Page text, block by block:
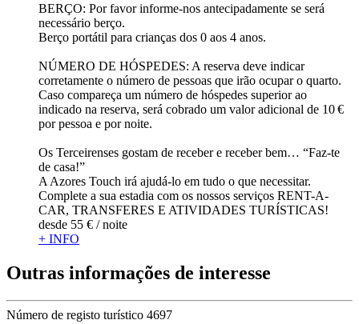
BERÇO: Por favor informe-nos antecipadamente se será
necessário berço.
Berço portátil para crianças dos 0 aos 4 anos.
NÚMERO DE HÓSPEDES: A reserva deve indicar
corretamente o número de pessoas que irão ocupar o quarto.
Caso compareça um número de hóspedes superior ao
indicado na reserva, será cobrado um valor adicional de 10 €
por pessoa e por noite.
Os Terceirenses gostam de receber e receber bem… “Faz-te
de casa!”
A Azores Touch irá ajudá-lo em tudo o que necessitar.
Complete a sua estadia com os nossos serviços RENT-A-
CAR, TRANSFERES E ATIVIDADES TURÍSTICAS!
desde 55 € / noite
+ INFO
Outras informações de interesse
Número de registo turístico 4697